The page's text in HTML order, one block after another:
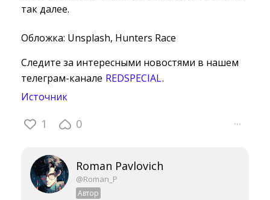
так далее.
Обложка: Unsplash, Hunters Race
Следите за интересными новостями в нашем
телеграм-канале REDSPECIAL.
Источник
1 0 ···
Roman Pavlovich
@Roman_P
Автор